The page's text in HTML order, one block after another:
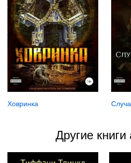
Ховринка
Другие книги